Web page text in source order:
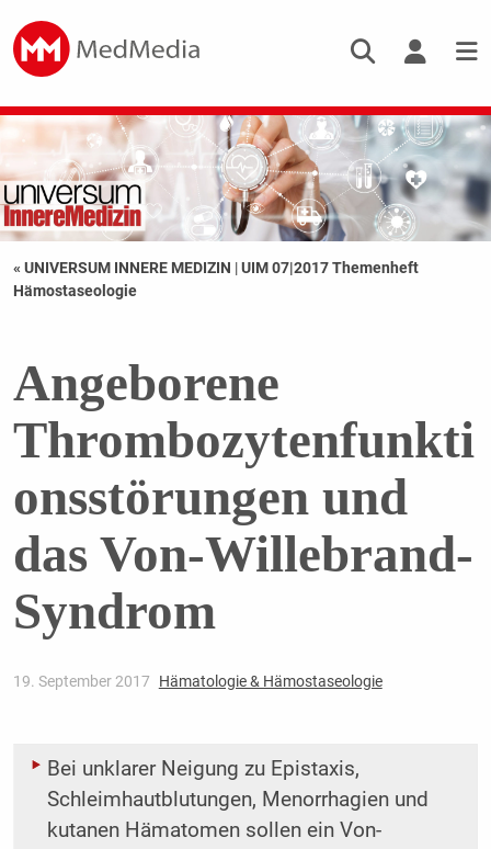
« UNIVERSUM INNERE MEDIZIN |UIM 07|2017 Themenheft
Hämostaseologie
Angeborene
Thrombozytenfunkti
onsstörungen und
das Von-Willebrand-
Syndrom
19. September 2017 Hämatologie & Hämostaseologie
Bei unklarer Neigung zu Epistaxis,
Schleimhautblutungen, Menorrhagien und
kutanen Hämatomen sollen ein Von-